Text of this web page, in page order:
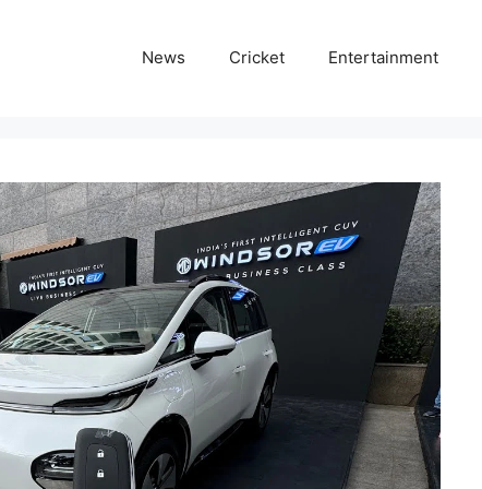
News Cricket Entertainment